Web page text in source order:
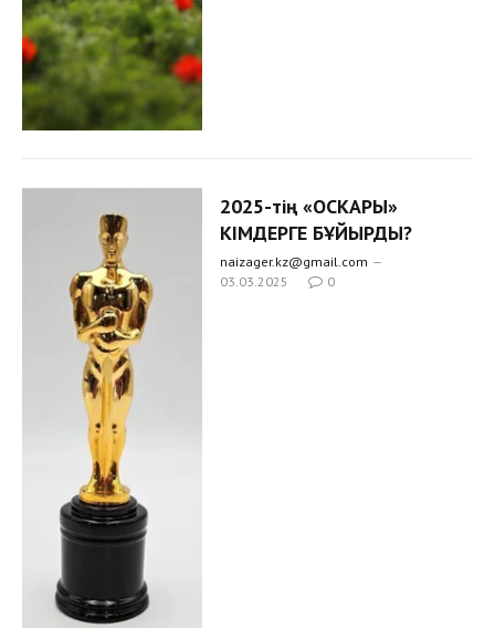
2025-тің «ОСКАРЫ»
КІМДЕРГЕ БҰЙЫРДЫ?
naizager.kz@gmail.com
03.03.2025
0